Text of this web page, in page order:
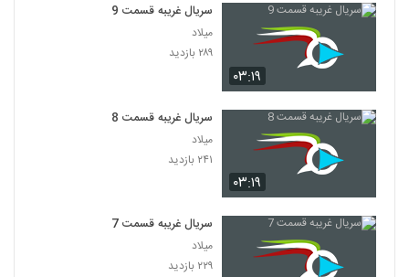
۰۳:۱۹
سریال غریبه قسمت 9
میلاد
۲۸۹ بازدید
۰۳:۱۹
سریال غریبه قسمت 8
میلاد
۲۴۱ بازدید
سریال غریبه قسمت 7
میلاد
۲۲۹ بازدید